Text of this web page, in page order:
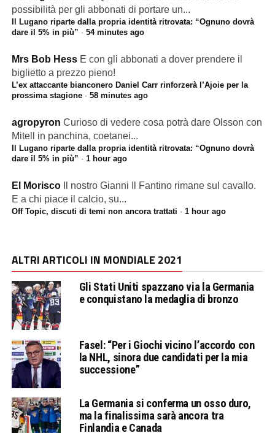
possibilità per gli abbonati di portare un...
Il Lugano riparte dalla propria identità ritrovata: “Ognuno dovrà
dare il 5% in più” · 54 minutes ago
Mrs Bob Hess E con gli abbonati a dover prendere il
biglietto a prezzo pieno!
L’ex attaccante bianconero Daniel Carr rinforzerà l’Ajoie per la
prossima stagione· 58 minutes ago
agropyron Curioso di vedere cosa potrà dare Olsson con
Mitell in panchina, coetanei...
Il Lugano riparte dalla propria identità ritrovata: “Ognuno dovrà
dare il 5% in più” · 1 hour ago
El Morisco
Il nostro Gianni Il Fantino rimane sul cavallo.
E a chi piace il calcio, su...
Off Topic, discuti di temi non ancora trattati · 1 hour ago
ALTRI ARTICOLI IN MONDIALE 2021
Gli Stati Uniti spazzano via la Germania
e conquistano la medaglia di bronzo
Fasel: “Per i Giochi vicino l’accordo con
la NHL, sinora due candidati per la mia
successione”
La Germania si conferma un osso duro,
ma la finalissima sarà ancora tra
Finlandia e Canada